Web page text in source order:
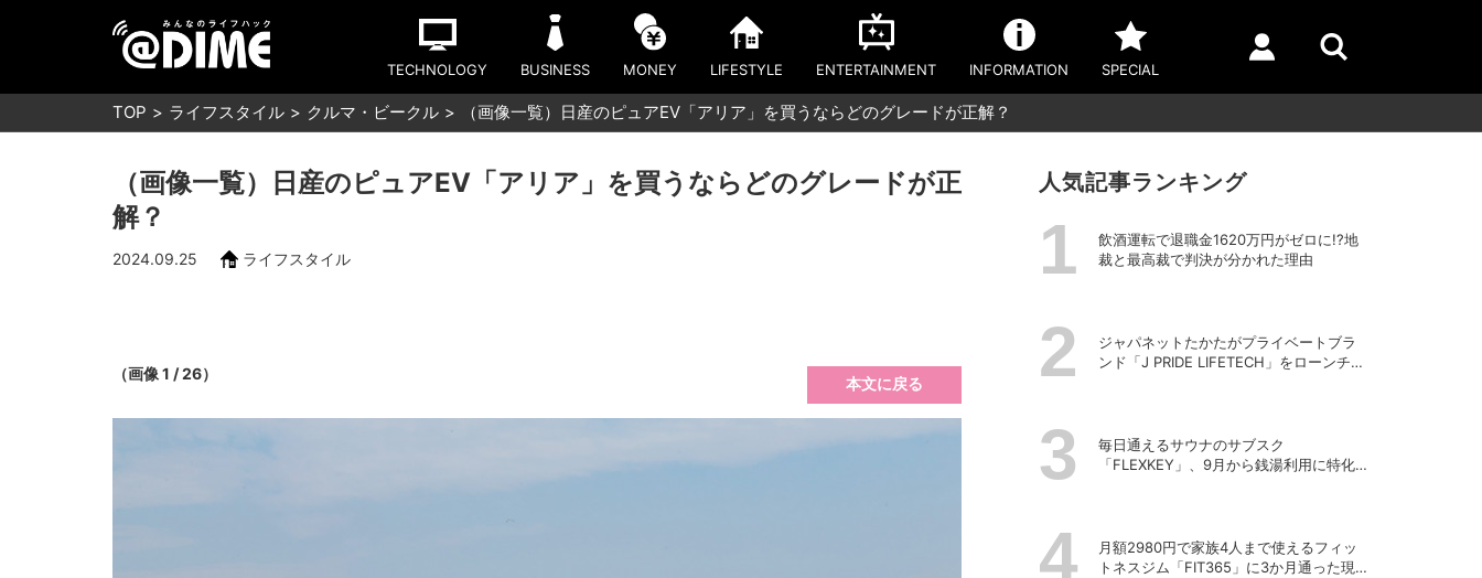
TECHNOLOGY BUSINESS MONEY LIFESTYLE ENTERTAINMENT INFORMATION SPECIAL
TOP ライフスタイル クルマ・ビークル （画像一覧）日産のピュアEV「アリア」を買うならどのグレードが正解？
（画像一覧）日産のピュアEV「アリア」を買うならどのグレードが正
解？
2024.09.25 ライフスタイル
（画像 1 / 26）
本文に戻る
人気記事ランキング
飲酒運転で退職金1620万円がゼロに!?地
裁と最高裁で判決が分かれた理由
ジャパネットたかたがプライベートブラ
ンド「J PRIDE LIFETECH」をローンチ、
毎日通えるサウナのサブスク
「FLEXKEY」、9月から銭湯利用に特化し
月額2980円で家族4人まで使えるフィッ
トネスジム「FIT365」に3か月通った現在